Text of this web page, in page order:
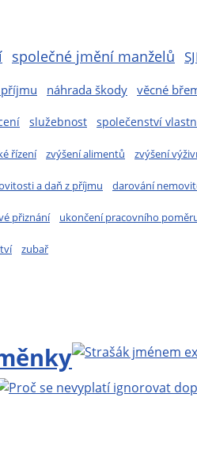
společné jmění manželů
náhrada škody věcné
služebnost společenství
řízení zvýšení alimentů zvýšení
a daň z příjmu darování
přiznání ukončení pracovního
zubař